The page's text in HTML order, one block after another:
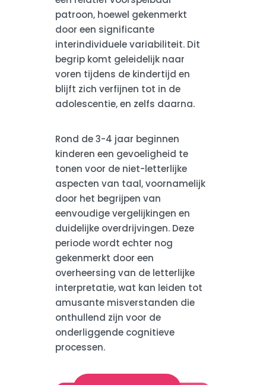
patroon, hoewel gekenmerkt
door een significante
interindividuele variabiliteit. Dit
begrip komt geleidelijk naar
voren tijdens de kindertijd en
blijft zich verfijnen tot in de
adolescentie, en zelfs daarna.
Rond de 3-4 jaar beginnen
kinderen een gevoeligheid te
tonen voor de niet-letterlijke
aspecten van taal, voornamelijk
door het begrijpen van
eenvoudige vergelijkingen en
duidelijke overdrijvingen. Deze
periode wordt echter nog
gekenmerkt door een
overheersing van de letterlijke
interpretatie, wat kan leiden tot
amusante misverstanden die
onthullend zijn voor de
onderliggende cognitieve
processen.